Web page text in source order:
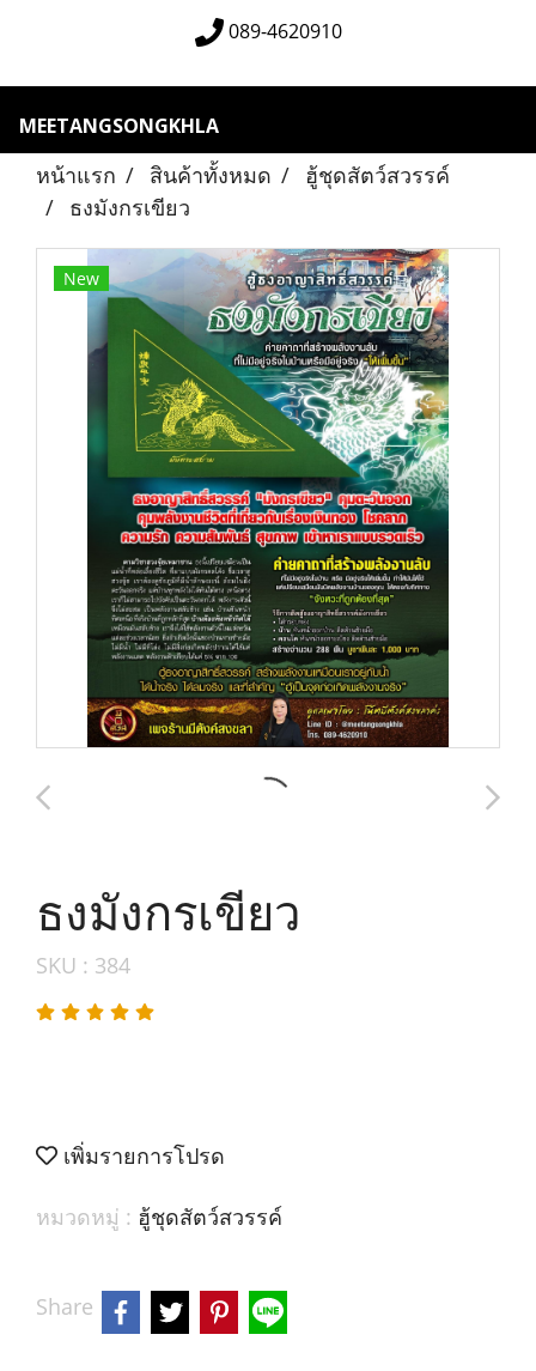
089-4620910
MEETANGSONGKHLA
หน้าแรก สินค้าทั้งหมด
ฮู้ชุดสัตว์สวรรค์
ธงมังกรเขียว
New
ธงมังกรเขียว
SKU : 384
เพิ่มรายการโปรด
หมวดหมู่ : ฮู้ชุดสัตว์สวรรค์
Share